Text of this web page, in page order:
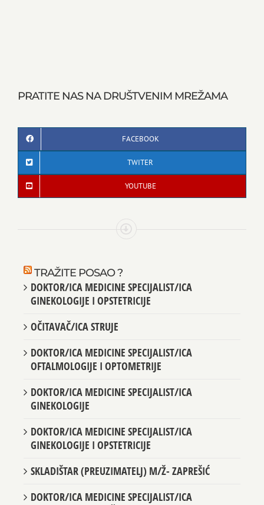
PRATITE NAS NA DRUŠTVENIM MREŽAMA
FACEBOOK
TWITER
YOUTUBE
TRAŽITE POSAO ?
DOKTOR/ICA MEDICINE SPECIJALIST/ICA
GINEKOLOGIJE I OPSTETRICIJE
OČITAVAČ/ICA STRUJE
DOKTOR/ICA MEDICINE SPECIJALIST/ICA
OFTALMOLOGIJE I OPTOMETRIJE
DOKTOR/ICA MEDICINE SPECIJALIST/ICA
GINEKOLOGIJE
DOKTOR/ICA MEDICINE SPECIJALIST/ICA
GINEKOLOGIJE I OPSTETRICIJE
SKLADIŠTAR (PREUZIMATELJ) M/Ž- ZAPREŠIĆ
DOKTOR/ICA MEDICINE SPECIJALIST/ICA